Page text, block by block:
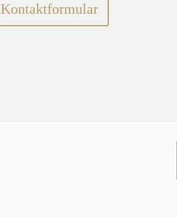
Kontaktformular